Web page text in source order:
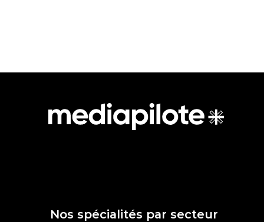
Nos spécialités par secteur